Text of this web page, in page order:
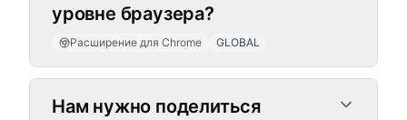
уровне браузера?
Расширение для Chrome GLOBAL
Нам нужно поделиться